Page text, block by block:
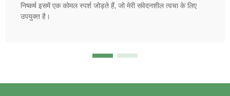
निष्कर्ष इसमें एक कोमल स्पर्श जोड़ते हैं, जो मेरी संवेदनशील त्वचा के लिए
उपयुक्त है।